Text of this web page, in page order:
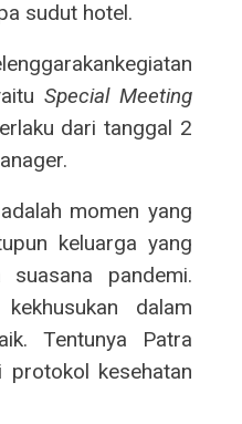
sudut hotel.
Special Meeting
dari tanggal 2
momen yang
keluarga yang
pandemi.
dalam
Tentunya Patra
protokol kesehatan